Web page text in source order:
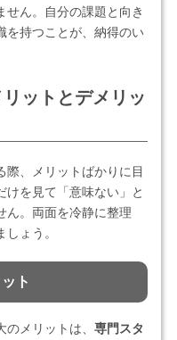
せん。自分の課題と向き
を持つことが、納得のい
ットとデメリッ
際、メリットばかりに目
けを見て「意味ない」と
ん。両面を冷静に整理
ょう。
ト
メリットは、 専門スタ